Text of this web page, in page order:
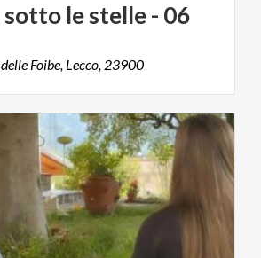
sotto lestelle- 06
delle Foibe, Lecco, 23900